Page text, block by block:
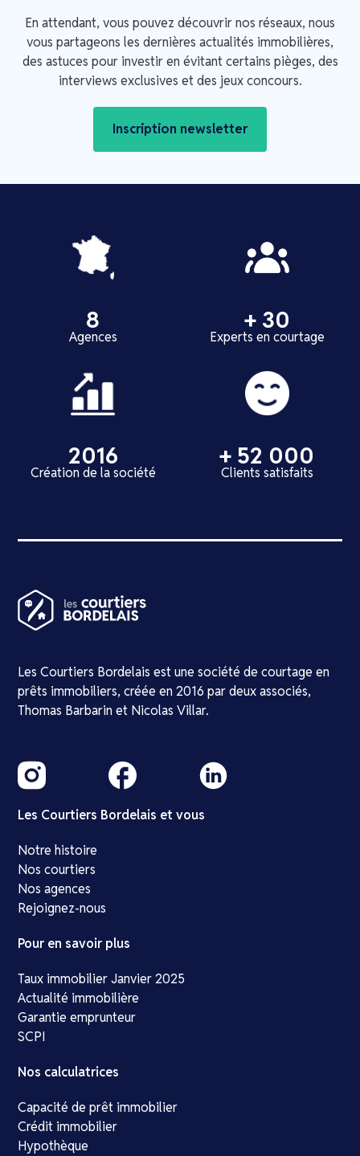
En attendant, vous pouvez découvrir nos réseaux, nous
vous partageons les dernières actualités immobilières,
des astuces pour investir en évitant certains pièges, des
interviews exclusives et des jeux concours.
Inscription newsletter
8
Agences
+ 30
Experts en courtage
2016
Création de la société
+ 52 000
Clients satisfaits
Les Courtiers Bordelais est une société de courtage en
prêts immobiliers, créée en 2016 par deux associés,
Thomas Barbarin et Nicolas Villar.
Les Courtiers Bordelais et vous
Notre histoire
Nos courtiers
Nos agences
Rejoignez-nous
Pour en savoir plus
Taux immobilier Janvier 2025
Actualité immobilière
Garantie emprunteur
SCPI
Nos calculatrices
Capacité de prêt immobilier
Crédit immobilier
Hypothèque